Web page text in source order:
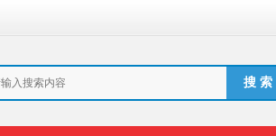
搜 索